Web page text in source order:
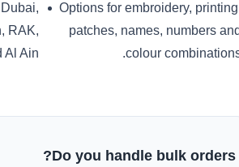
Options for embroidery,
patches, names, numbers and
colour
RAK,
Ain.
Do you handle bulk orders?